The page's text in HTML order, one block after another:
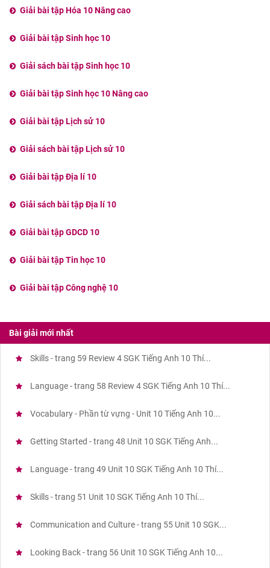
Giải bài tập Hóa 10 Nâng cao
Giải bài tập Sinh học 10
Giải sách bài tập Sinh học 10
Giải bài tập Sinh học 10 Nâng cao
Giải bài tập Lịch sử 10
Giải sách bài tập Lịch sử 10
Giải bài tập Địa lí 10
Giải sách bài tập Địa lí 10
Giải bài tập GDCD 10
Giải bài tập Tin học 10
Giải bài tập Công nghệ 10
Bài giải mới nhất
Skills - trang 59 Review 4 SGK Tiếng Anh 10 Thí...
Language - trang 58 Review 4 SGK Tiếng Anh 10 Thí...
Vocabulary - Phần từ vựng - Unit 10 Tiếng Anh 10...
Getting Started - trang 48 Unit 10 SGK Tiếng Anh...
Language - trang 49 Unit 10 SGK Tiếng Anh 10 Thí...
Skills - trang 51 Unit 10 SGK Tiếng Anh 10 Thí...
Communication and Culture - trang 55 Unit 10 SGK...
Looking Back - trang 56 Unit 10 SGK Tiếng Anh 10...